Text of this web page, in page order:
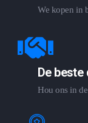
We kopen in
De beste
Hou ons in